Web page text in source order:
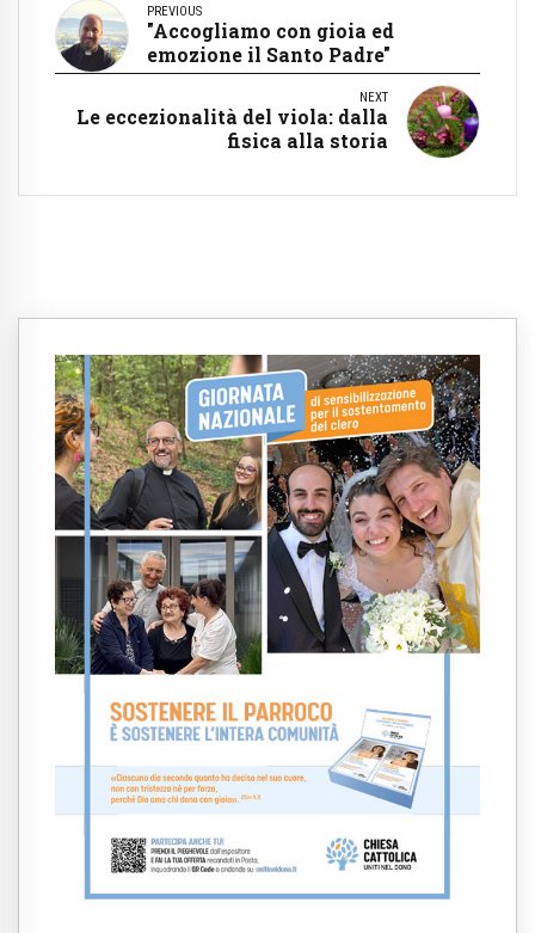
PREVIOUS
"Accogliamo con gioia ed
emozione il Santo Padre"
NEXT
Le eccezionalità del viola: dalla
fisica alla storia